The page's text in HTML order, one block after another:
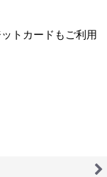
トカードもご利用